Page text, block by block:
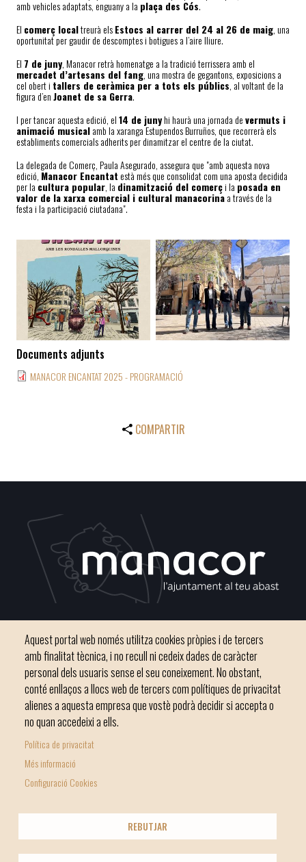
amb vehicles adaptats, enguany a la plaça des Cós.
El comerç localtreurà elsEstocs al carrer del 24 al 26 de maig, una
oportunitat per gaudir de descomptes i botigues a l’aire lliure.
El 7 de juny, Manacor retrà homenatge a la tradició terrissera amb el
mercadet d’artesans del fang, una mostra de gegantons, exposicions a
cel obert i tallers de ceràmica per a tots els públics, al voltant de la
figura d’enJoanet de sa Gerra.
I per tancar aquesta edició, el14 de junyhi haurà una jornada devermuts i
animació musicalamb la xaranga Estupendos Burruños, que recorrerà els
establiments comercials adherits per dinamitzar el centre de la ciutat.
La delegada de Comerç, Paula Asegurado, assegura que "amb aquesta nova
edició, Manacor Encantatestà més que consolidat com una aposta decidida
per la cultura popular, la dinamització del comerçi la posada en
valor de la xarxa comercial i cultural manacorinaa través de la
festa i la participació ciutadana".
Documents adjunts
MANACOR ENCANTAT 2025 - PROGRAMACIÓ
COMPARTIR
Footer
menu
-
2
Inici Ajuntament El nostre municipi
Telèfon 971 84 91 00 - CIF: P0703300D
Aquest portal web només utilitza cookies pròpies i de tercers
amb finalitat tècnica, i no recull ni cedeix dades de caràcter
personal dels usuaris sense el seu coneixement. No obstant,
conté enllaços a llocs web de tercers com polítiques de privacitat
alienes a aquesta empresa que vostè podrà decidir si accepta o
no quan accedeixi a ells.
Política de privacitat
Més informació
Configuració Cookies
REBUTJAR
© Ajuntament de Manacor
Footer
Licencia Creative Commons
Política de galetes (Cookies)
Política de privacitat